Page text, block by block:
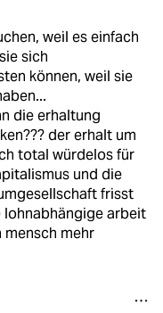
weil es einfach
sich
können, weil sie
die erhaltung
der erhalt um
total würdelos für
und die
frisst
lohnabhängige arbeit
mehr